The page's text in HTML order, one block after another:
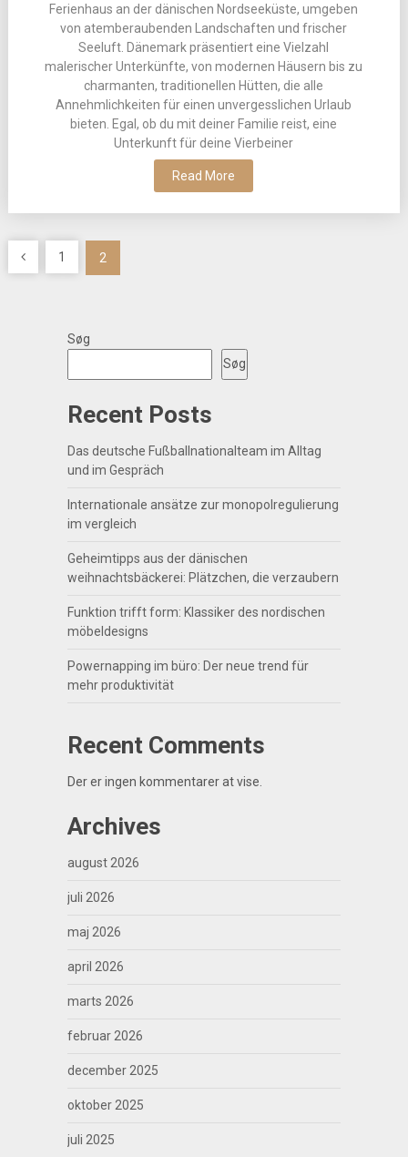
Ferienhaus an der dänischen Nordseeküste, umgeben
von atemberaubenden Landschaften und frischer
Seeluft. Dänemark präsentiert eine Vielzahl
malerischer Unterkünfte, von modernen Häusern bis zu
charmanten, traditionellen Hütten, die alle
Annehmlichkeiten für einen unvergesslichen Urlaub
bieten. Egal, ob du mit deiner Familie reist, eine
Unterkunft für deine Vierbeiner
Read More
Indlægsinddeling
1 2
Søg
Søg
Recent Posts
Das deutsche Fußballnationalteam im Alltag
und im Gespräch
Internationale ansätze zur monopolregulierung
im vergleich
Geheimtipps aus der dänischen
weihnachtsbäckerei: Plätzchen, die verzaubern
Funktion trifft form: Klassiker des nordischen
möbeldesigns
Powernapping im büro: Der neue trend für
mehr produktivität
Recent Comments
Der er ingen kommentarer at vise.
Archives
august 2026
juli 2026
maj 2026
april 2026
marts 2026
februar 2026
december 2025
oktober 2025
juli 2025